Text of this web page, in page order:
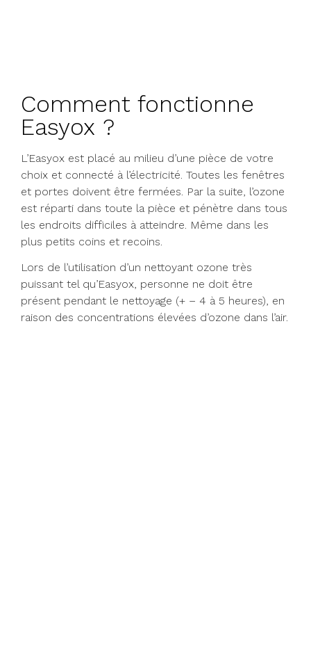
Comment fonctionne
Easyox ?
L’Easyox est placé au milieu d’une pièce de votre
choix et connecté à l’électricité. Toutes les fenêtres
et portes doivent être fermées. Par la suite, l’ozone
est réparti dans toute la pièce et pénètre dans tous
les endroits difficiles à atteindre. Même dans les
plus petits coins et recoins.
Lors de l’utilisation d’un nettoyant ozone très
puissant tel qu’Easyox, personne ne doit être
présent pendant le nettoyage (+ – 4 à 5 heures), en
raison des concentrations élevées d’ozone dans l’air.